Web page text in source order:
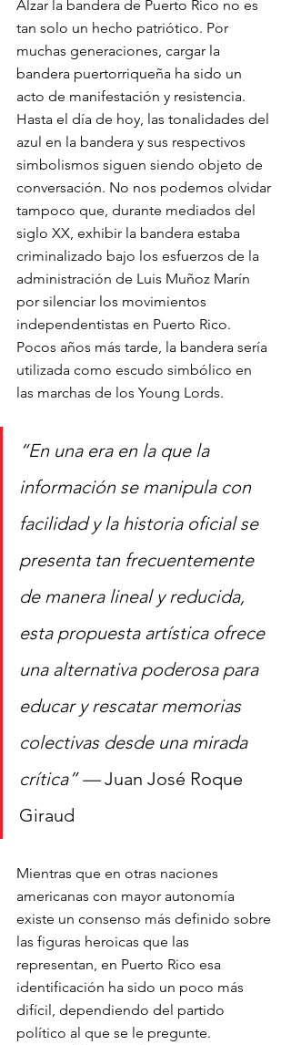
Alzar la bandera de Puerto Rico no es
tan solo un hecho patriótico. Por
muchas generaciones, cargar la
bandera puertorriqueña ha sido un
acto de manifestación y resistencia.
Hasta el día de hoy, las tonalidades del
azul en la bandera y sus respectivos
simbolismos siguen siendo objeto de
conversación. No nos podemos olvidar
tampoco que, durante mediados del
siglo XX, exhibir la bandera estaba
criminalizado bajo los esfuerzos de la
administración de Luis Muñoz Marín
por silenciar los movimientos
independentistas en Puerto Rico.
Pocos años más tarde, la bandera sería
utilizada como escudo simbólico en
las marchas de los Young Lords.
“En una era en la que la
información se manipula con
facilidad y la historia oficial se
presenta tan frecuentemente
de manera lineal y reducida,
esta propuesta artística ofrece
una alternativa poderosa para
educar y rescatar memorias
colectivas desde una mirada
crítica” — Juan José Roque
Giraud
Mientras que en otras naciones
americanas con mayor autonomía
existe un consenso más definido sobre
las figuras heroicas que las
representan, en Puerto Rico esa
identificación ha sido un poco más
difícil, dependiendo del partido
político al que se le pregunte.